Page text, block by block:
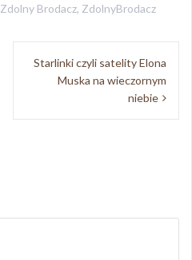
Zdolny Brodacz, ZdolnyBrodacz
Starlinki czyli satelity Elona
Muska na wieczornym
niebie